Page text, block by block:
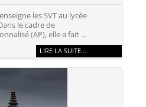
les SVT au lycée
le cadre de
(AP), elle a fait ...
LIRE LA SUITE…